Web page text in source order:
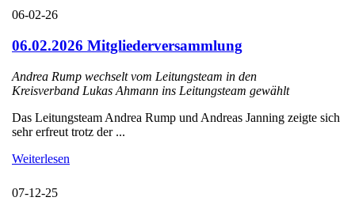
06-02-26
06.02.2026 Mitgliederversammlung
Andrea Rump wechselt vom Leitungsteam in den
Kreisverband Lukas Ahmann ins Leitungsteam gewählt
Das Leitungsteam Andrea Rump und Andreas Janning zeigte sich
sehr erfreut trotz der ...
Weiterlesen
07-12-25